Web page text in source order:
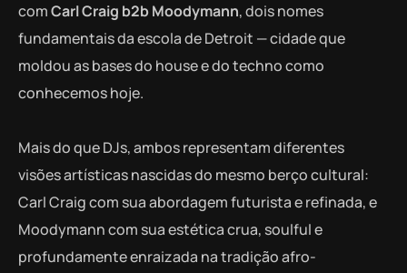
comCarl Craig b2b Moodymann, dois nomes
fundamentais da escola de Detroit — cidade que
moldou as bases do house e do techno como
conhecemos hoje.
Mais do que DJs, ambos representam diferentes
visões artísticas nascidas do mesmo berço cultural:
Carl Craig com sua abordagem futurista e refinada, e
Moodymann com sua estética crua, soulful e
profundamente enraizada na tradição afro-